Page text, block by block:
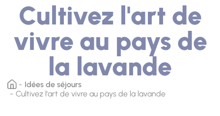
Cultivez l'art de
vivre au pays de
la lavande
Idées de séjours
Cultivez l'art de vivre au pays de la lavande